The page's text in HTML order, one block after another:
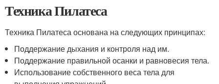
Техника Пилатеса
Техника Пилатеса основана на следующих принципах:
Поддержание дыхания и контроля над им.
Поддержание правильной осанки и равновесия тела.
Использование собственного веса тела для